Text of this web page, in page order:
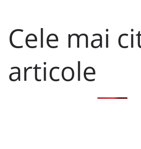
Cele mai
articole